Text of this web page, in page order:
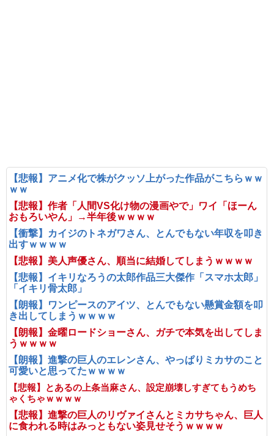
【悲報】アニメ化で株がクッソ上がった作品がこちらｗｗ
ｗｗ
【悲報】作者「人間VS化け物の漫画やで」ワイ「ほーん
おもろいやん」→半年後ｗｗｗｗ
【衝撃】カイジのトネガワさん、とんでもない年収を叩き
出すｗｗｗｗ
【悲報】美人声優さん、順当に結婚してしまうｗｗｗｗ
【悲報】イキリなろうの太郎作品三大傑作「スマホ太郎」
「イキリ骨太郎」
【朗報】ワンピースのアイツ、とんでもない懸賞金額を叩
き出してしまうｗｗｗｗ
【朗報】金曜ロードショーさん、ガチで本気を出してしま
うｗｗｗｗ
【朗報】進撃の巨人のエレンさん、やっぱりミカサのこと
可愛いと思ってたｗｗｗｗ
【悲報】とあるの上条当麻さん、設定崩壊しすぎてもうめち
ゃくちゃｗｗｗｗ
【悲報】進撃の巨人のリヴァイさんとミカサちゃん、巨人
に食われる時はみっともない姿見せそうｗｗｗｗ